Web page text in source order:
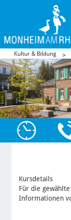
Kultur & Bildung
Kursdetails
Für die
Informationen